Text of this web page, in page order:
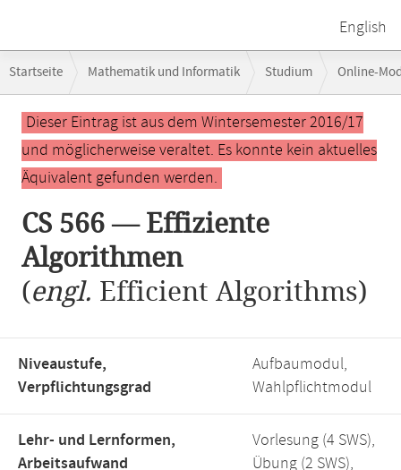
English
Navigation
Startseite Mathematik und Informatik Studium Online-
Hauptinhalt
Dieser Eintrag ist aus dem Wintersemester 2016/17
und möglicherweise veraltet. Es konnte kein aktuelles
Äquivalent gefunden werden.
CS 566 — Effiziente
Algorithmen
(engl. Efficient Algorithms)
Niveaustufe,
Verpflichtungsgrad
Aufbaumodul,
Wahlpflichtmodul
Lehr- und Lernformen,
Arbeitsaufwand
Vorlesung (4 SWS),
Übung (2 SWS),